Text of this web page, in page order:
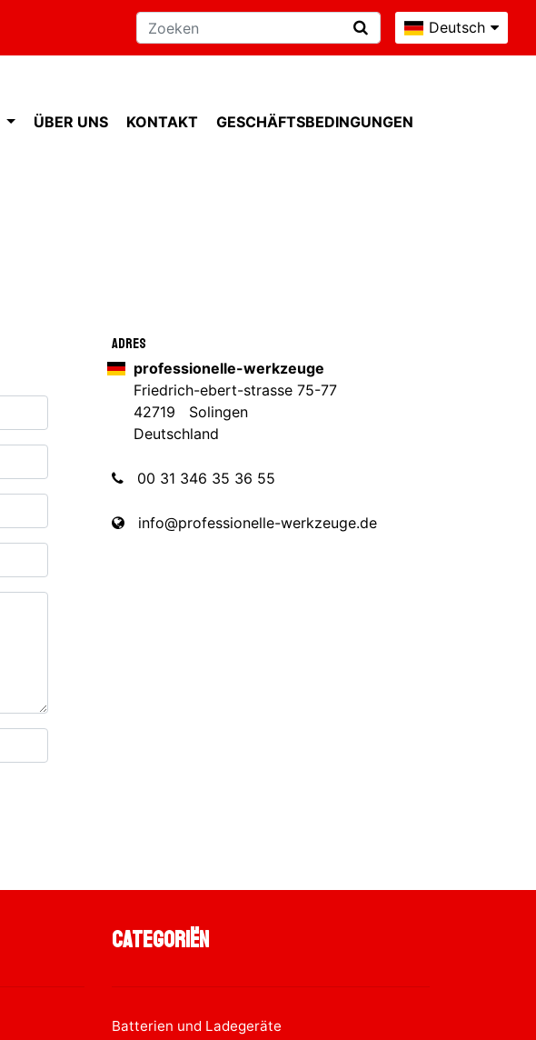
Deutsch
ÜBER UNS KONTAKT GESCHÄFTSBEDINGUNGEN
Adres
professionelle-werkzeuge
Friedrich-ebert-strasse 75-77
42719 Solingen
Deutschland
00 31 346 35 36 55
info@professionelle-werkzeuge.de
Categoriën
Batterien und Ladegeräte